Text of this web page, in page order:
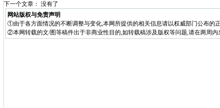
下一个文章： 没有了
网站版权与免责声明
①由于各方面情况的不断调整与变化,本网所提供的相关信息请以权威部门公布的
②本网转载的文/图等稿件出于非商业性目的,如转载稿涉及版权等问题,请在两周内